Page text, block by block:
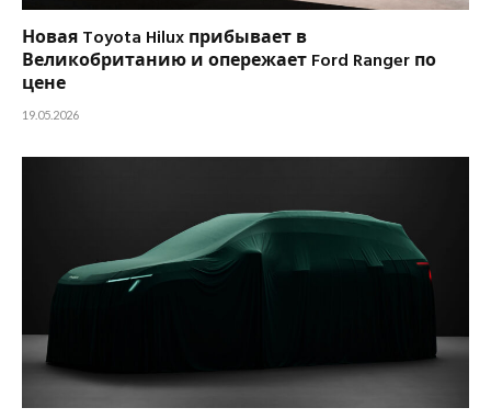
Новая Toyota Hilux прибывает в
Великобританию и опережает Ford Ranger по
цене
19.05.2026